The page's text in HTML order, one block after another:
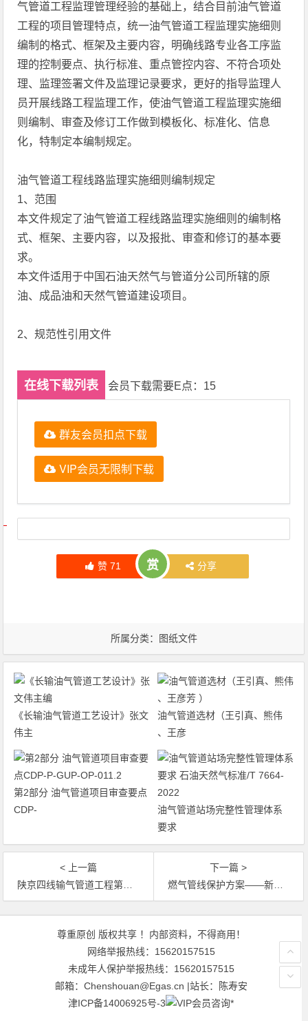
气管道工程监理管理经验的基础上，结合目前油气管道
工程的项目管理特点，统一油气管道工程监理实施细则
编制的格式、框架及主要内容，明确线路专业各工序监
理的控制要点、执行标准、重点管控内容、不符合项处
理、监理签署文件及监理记录要求，更好的指导监理人
员开展线路工程监理工作，使油气管道工程监理实施细
则编制、审查及修订工作做到模板化、标准化、信息
化，特制定本编制规定。
油气管道工程线路监理实施细则编制规定
1、范围
本文件规定了油气管道工程线路监理实施细则的编制格
式、框架、主要内容，以及报批、审查和修订的基本要
求。
本文件适用于中国石油天然气与管道分公司所辖的原
油、成品油和天然气管道建设项目。
2、规范性引用文件
在线下载列表 会员下载需要E点：15
群友会员扣点下载
VIP会员无限制下载
文章导航
赞 71 赏 分享
所属分类： 图纸文件
《长输油气管道工艺设计》张文
伟主
油气管道选材（王引真、熊伟
、王彦
第2部分 油气管道项目审查要点
CDP-
油气管道站场完整性管理体系
要求
< 上一篇
陕京四线输气管道工程第一标段冬季施工方案
下一篇 >
燃气管线保护方案——新创维电器片区城市更新单元配套市政道路工程
文章导航
尊重原创 版权共享 ！内部资料，不得商用！
网络举报热线：15620157515
未成年人保护举报热线：15620157515
邮箱：Chenshouan@Egas.cn |站长：陈寿安
津ICP备14006925号-3
*